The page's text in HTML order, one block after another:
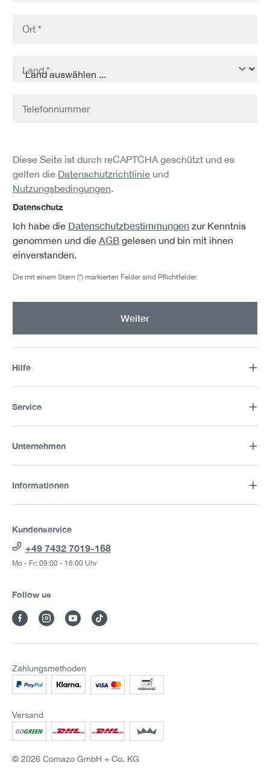
Ort *
Land*
Telefonnummer
Diese Seite ist durch reCAPTCHA geschützt und es
gelten die Datenschutzrichtlinie und
Nutzungsbedingungen.
Datenschutz
Ich habe die Datenschutzbestimmungen zur Kenntnis
genommen und die AGB gelesen und bin mit ihnen
einverstanden.
Die mit einem Stern (*) markierten Felder sind Pflichtfelder.
Weiter
Hilfe
Service
Unternehmen
Informationen
Kundenservice
+49 7432 7019-168
Mo - Fr: 09:00 - 16:00 Uhr
Follow us
Zahlungsmethoden
Versand
© 2026 Comazo GmbH + Co. KG